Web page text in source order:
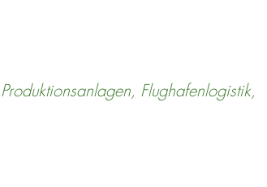
Flughafenlogistik,